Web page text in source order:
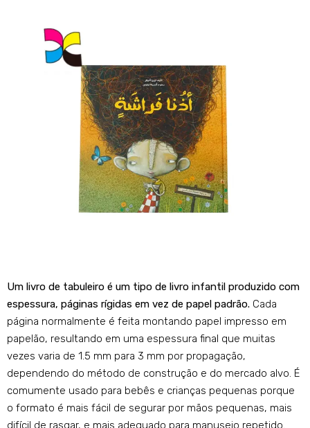
Um livro de tabuleiro é um tipo de livro infantil produzido com
espessura, páginas rígidas em vez de papel padrão. Cada
página normalmente é feita montando papel impresso em
papelão, resultando em uma espessura final que muitas
vezes varia de 1.5 mm para 3 mm por propagação,
dependendo do método de construção e do mercado alvo. É
comumente usado para bebês e crianças pequenas porque
o formato é mais fácil de segurar por mãos pequenas, mais
difícil de rasgar, e mais adequado para manuseio repetido.